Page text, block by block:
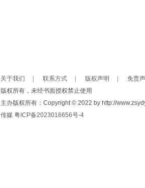
关于我们 联系方式 版权声明
免责
版权所有，未经书面授权禁止使用
主办版权所有：Copyright © 2022 by http://
传媒 粤ICP备2023016656号-4